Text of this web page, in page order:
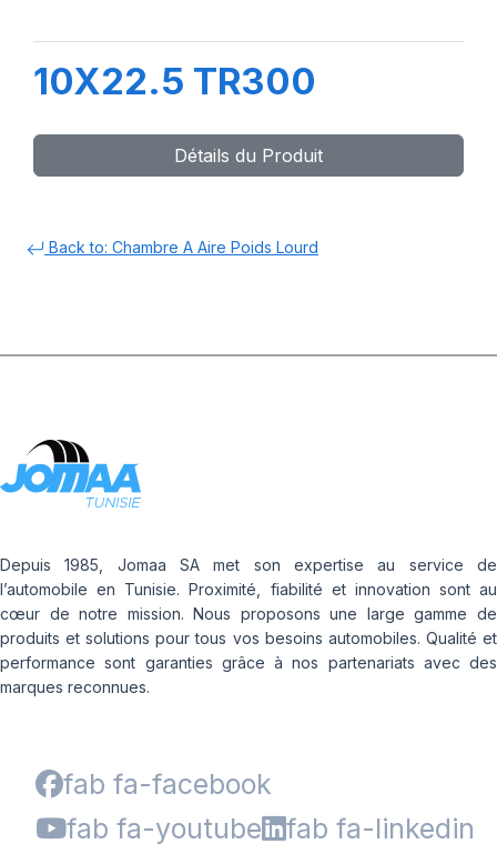
10X22.5 TR300
Détails du Produit
Back to: Chambre A Aire Poids Lourd
Depuis 1985, Jomaa SA met son expertise au service de
l’automobile en Tunisie. Proximité, fiabilité et innovation sont au
cœur de notre mission. Nous proposons une large gamme de
produits et solutions pour tous vos besoins automobiles. Qualité et
performance sont garanties grâce à nos partenariats avec des
marques reconnues.
fab fa-facebook
fab fa-youtube
fab fa-linkedin